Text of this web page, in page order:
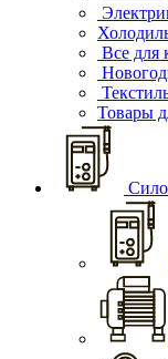
Все для
Товары